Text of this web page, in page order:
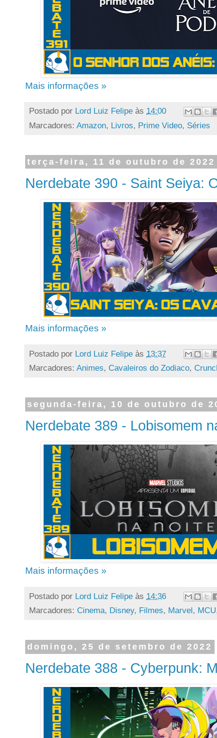
Mais informações »
Postado por Lord Luiz Felipe às 14:00
Marcadores: Amazon, Livros, Prime Video, Séries
terça-feira, 11 de outubro de 2022
Nerdebate 390 - Saint Seiya:
Mais informações »
Postado por Lord Luiz Felipe às 13:37
Marcadores: Animes, Cavaleiros do Zodiaco,
segunda-feira, 10 de outubro de
Nerdebate 389 - Lobisomem
Mais informações »
Postado por Lord Luiz Felipe às 14:36
Marcadores: Cinema, Disney, Filmes, Marvel, MCU
domingo, 25 de setembro de 2022
Nerdebate 388 - Cyberpunk: